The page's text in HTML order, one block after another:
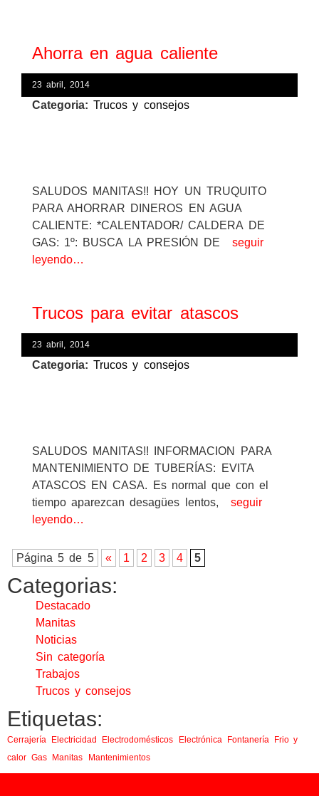
Ahorra en agua caliente
23 abril, 2014
Categoria:Trucos y consejos
SALUDOS MANITAS!! HOY UN TRUQUITO
PARA AHORRAR DINEROS EN AGUA
CALIENTE: *CALENTADOR/ CALDERA DE
GAS: 1º: BUSCA LA PRESIÓN DE
seguir
leyendo…
Trucos para evitar atascos
23 abril, 2014
Categoria:Trucos y consejos
SALUDOS MANITAS!! INFORMACION PARA
MANTENIMIENTO DE TUBERÍAS: EVITA
ATASCOS EN CASA. Es normal que con el
tiempo aparezcan desagües lentos,
seguir
leyendo…
Página 5 de 5 « 1 2 3 4 5
Categorias:
Destacado
Manitas
Noticias
Sin categoría
Trabajos
Trucos y consejos
Etiquetas:
Cerrajería Electricidad Electrodomésticos Electrónica Fontanería
Frio y
calor Gas Manitas Mantenimientos